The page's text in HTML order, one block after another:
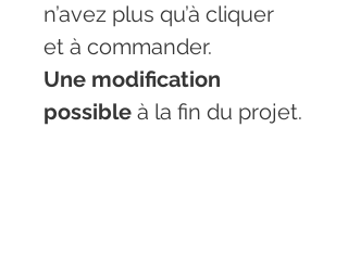
n’avez plus qu’à cliquer
et à commander.
Une modification
possible à la fin du projet.